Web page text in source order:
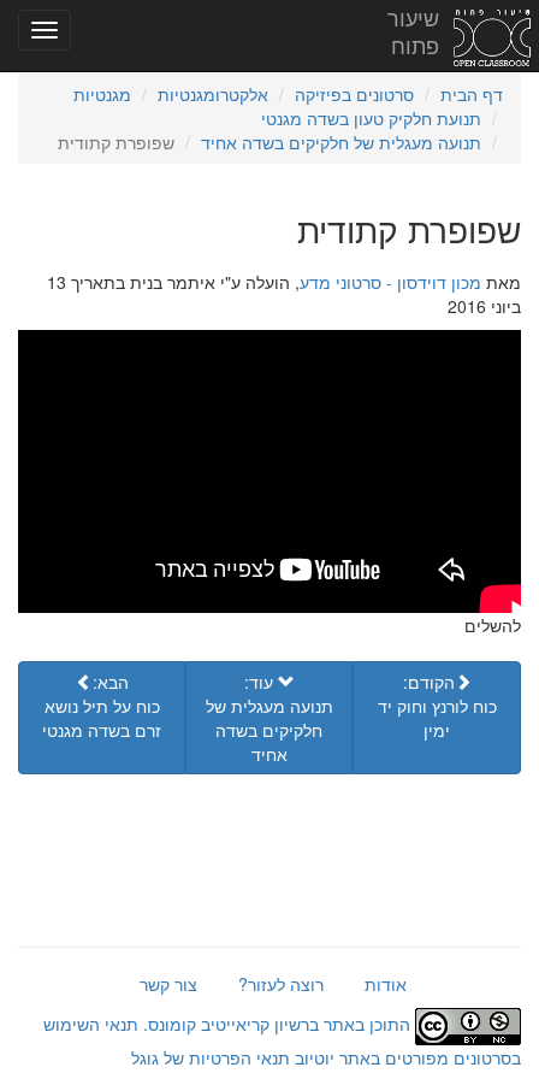
שיעור
פתוח
דף הבית סרטונים בפיזיקה אלקטרומגנטיות
מגנטיות
תנועת חלקיק טעון בשדה מגנטי
תנועה מעגלית של חלקיקים בשדה אחיד
שפופרת קתודית
שפופרת קתודית
מאת מכון דוידסון - סרטוני מדע
, הועלה ע"י איתמר בנית בתאריך 13
ביוני 2016
להשלים
הקודם:
כוח לורנץ וחוק יד
ימין
עוד:
תנועה מעגלית של
חלקיקים בשדה
אחיד
הבא:
כוח על תיל נושא
זרם בשדה מגנטי
אודות רוצה לעזור?
צור קשר
התוכן באתר ברשיון קריאייטיב קומונס. תנאי השימוש
בסרטונים מפורטים באתר יוטיוב תנאי הפרטיות של גוגל